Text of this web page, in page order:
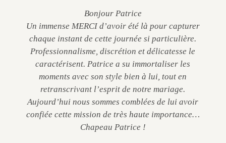
Bonjour Patrice
Un immense MERCI d’avoir été là pour capturer
chaque instant de cette journée si particulière.
Professionnalisme, discrétion et délicatesse le
caractérisent. Patrice a su immortaliser les
moments avec son style bien à lui, tout en
retranscrivant l’esprit de notre mariage.
Aujourd’hui nous sommes comblées de lui avoir
confiée cette mission de très haute importance…
Chapeau Patrice !